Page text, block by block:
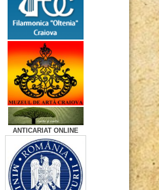
ANTICARIAT ONLINE